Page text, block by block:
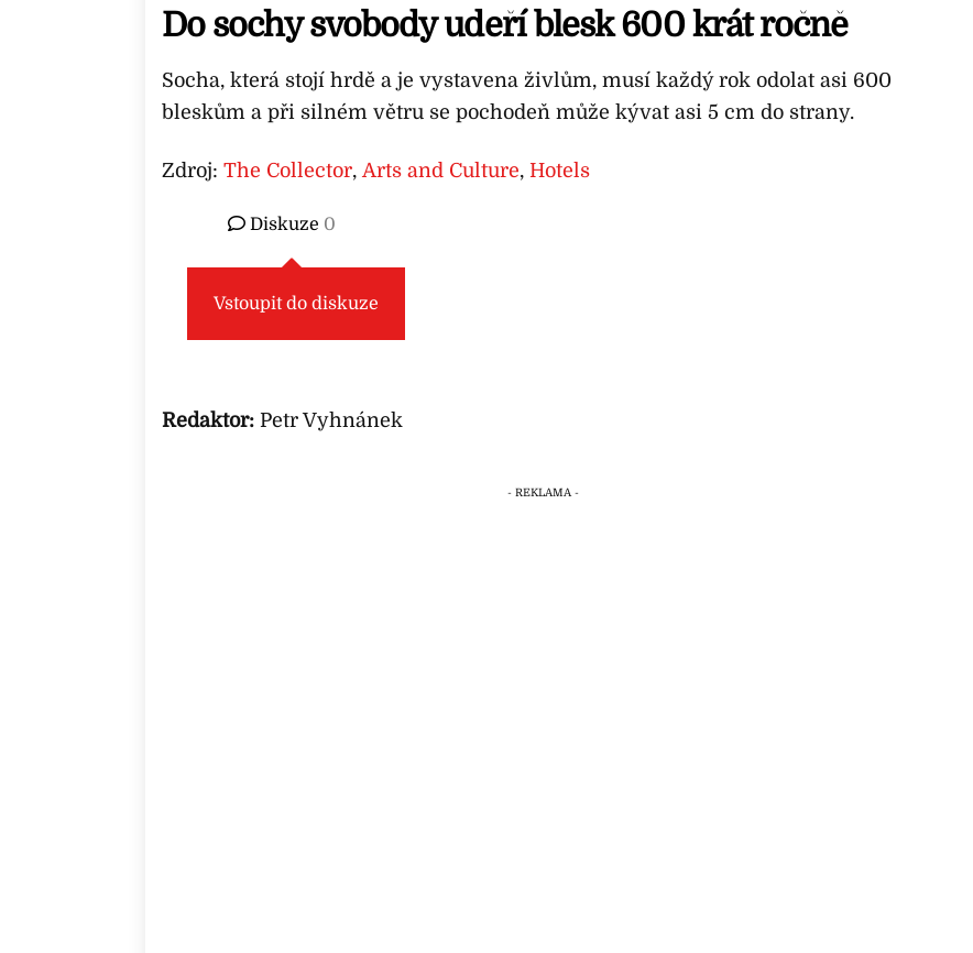
Do sochy svobody udeří blesk 600 krát ročně
Socha, která stojí hrdě a je vystavena živlům, musí každý rok odolat asi 600
bleskům a při silném větru se pochodeň může kývat asi 5 cm do strany.
Zdroj: The Collector, Arts and Culture, Hotels
Diskuze 0
Vstoupit do diskuze
Redaktor: Petr Vyhnánek